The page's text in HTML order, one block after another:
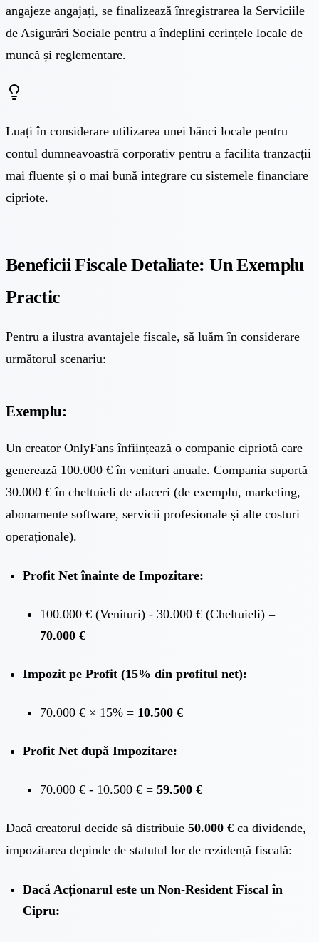
angajeze angajați, se finalizează înregistrarea la Serviciile
de Asigurări Sociale pentru a îndeplini cerințele locale de
muncă și reglementare.
Luați în considerare utilizarea unei bănci locale pentru
contul dumneavoastră corporativ pentru a facilita tranzacții
mai fluente și o mai bună integrare cu sistemele financiare
cipriote.
Beneficii Fiscale Detaliate: Un Exemplu
Practic
Pentru a ilustra avantajele fiscale, să luăm în considerare
următorul scenariu:
Exemplu:
Un creator OnlyFans înființează o companie cipriotă care
generează 100.000 € în venituri anuale. Compania suportă
30.000 € în cheltuieli de afaceri (de exemplu, marketing,
abonamente software, servicii profesionale și alte costuri
operaționale).
Profit Net înainte de Impozitare:
100.000 € (Venituri) - 30.000 € (Cheltuieli) =
70.000 €
Impozit pe Profit (15% din profitul net):
70.000 € × 15% = 10.500 €
Profit Net după Impozitare:
70.000 € - 10.500 € = 59.500 €
Dacă creatorul decide să distribuie 50.000 € ca dividende,
impozitarea depinde de statutul lor de rezidență fiscală:
Dacă Acționarul este un Non-Resident Fiscal în
Cipru: